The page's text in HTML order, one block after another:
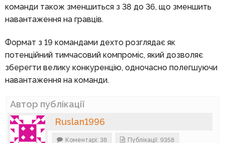
команди також зменшиться з 38 до 36, що зменшить
навантаження на гравців.
Формат з 19 командами дехто розглядає як
потенційний тимчасовий компроміс, який дозволяє
зберегти велику конкуренцію, одночасно полегшуючи
навантаження на команди.
Автор публікації
Ruslan1996
Коментарі: 38 Публікації: 9358